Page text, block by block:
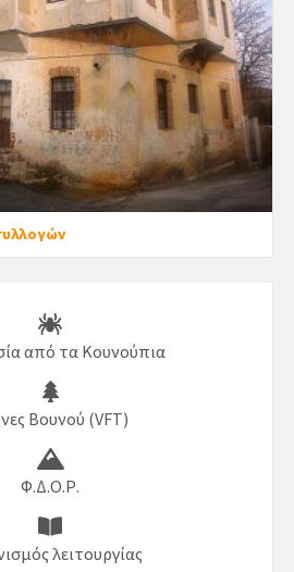
από τα Κουνούπια
Βουνού (VFT)
Φ.Δ.Ο.Ρ.
λειτουργίας